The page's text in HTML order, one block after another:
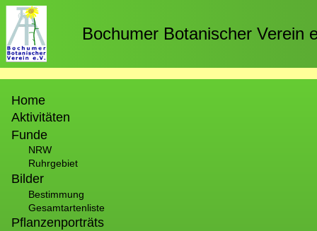
Direkt
zum
Inhalt
Bochumer Botanischer Verein
Home
Aktivitäten
Funde
NRW
Ruhrgebiet
Bilder
Bestimmung
Gesamtartenliste
Pflanzenporträts